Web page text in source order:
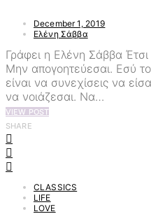
December 1, 2019
Ελένη Σάββα
Γράφει η Ελένη Σάββα Έτσι
Μην απογοητεύεσαι. Εσύ
είναι να συνεχίσεις να
να νοιάζεσαι. Να…
VIEW POST
SHARE
CLASSICS
LIFE
LOVE